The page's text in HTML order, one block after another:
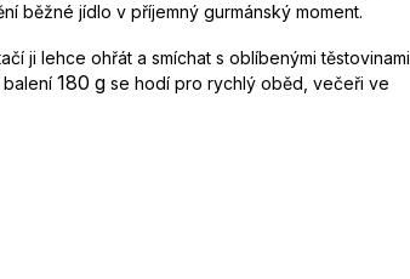
běžné jídlo v příjemný gurmánský moment.
ji lehce ohřát a smíchat s oblíbenými těstovinami,
180 g se hodí pro rychlý oběd, večeři ve